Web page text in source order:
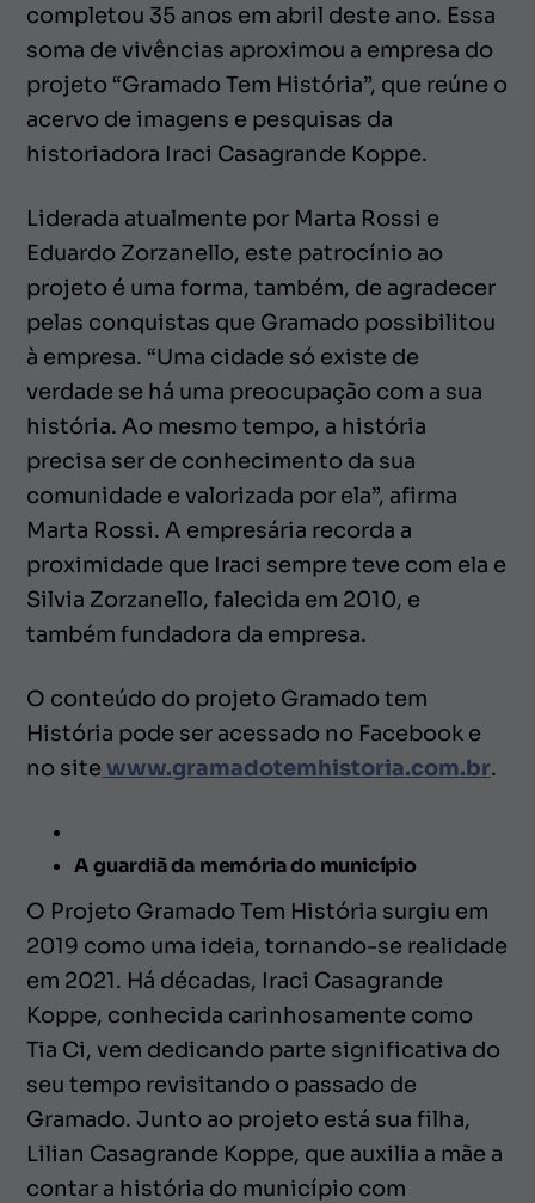
completou 35 anos em abril deste ano. Essa
soma de vivências aproximou a empresa do
projeto “Gramado Tem História”, que reúne o
acervo de imagens e pesquisas da
historiadora Iraci Casagrande Koppe.
Liderada atualmente por Marta Rossi e
Eduardo Zorzanello, este patrocínio ao
projeto é uma forma, também, de agradecer
pelas conquistas que Gramado possibilitou
à empresa. “Uma cidade só existe de
verdade se há uma preocupação com a sua
história. Ao mesmo tempo, a história
precisa ser de conhecimento da sua
comunidade e valorizada por ela”, afirma
Marta Rossi. A empresária recorda a
proximidade que Iraci sempre teve com ela e
Silvia Zorzanello, falecida em 2010, e
também fundadora da empresa.
O conteúdo do projeto Gramado tem
História pode ser acessado no Facebook e
no site www.gramadotemhistoria.com.br.
A guardiã da memória do município
O Projeto Gramado Tem História surgiu em
2019 como uma ideia, tornando-se realidade
em 2021. Há décadas, Iraci Casagrande
Koppe, conhecida carinhosamente como
Tia Ci, vem dedicando parte significativa do
seu tempo revisitando o passado de
Gramado. Junto ao projeto está sua filha,
Lilian Casagrande Koppe, que auxilia a mãe a
contar a história do município com